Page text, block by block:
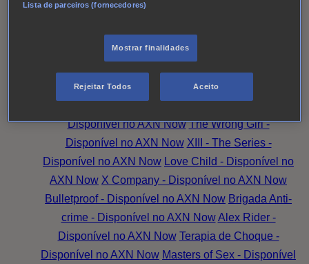
Magpie Murders - Disponível no AXN Now
Family Law Family Talks: Mais Família,
Substituta - Disponível no AXN Now
Disponível no AXN Now The Wrong Girl -
Disponível no AXN Now XIII - The Series -
Disponível no AXN Now Love Child - Disponível no
AXN Now X Company - Disponível no AXN Now
Bulletproof - Disponível no AXN Now Brigada Anti-
crime - Disponível no AXN Now Alex Rider -
Disponível no AXN Now Terapia de Choque -
Disponível no AXN Now Masters of Sex - Disponível
Lista de parceiros (fornecedores)
Mostrar finalidades
Rejeitar Todos Aceito